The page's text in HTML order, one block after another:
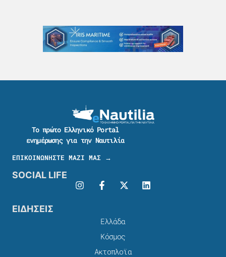
Το πρώτο Ελληνικό Portal
ενημέρωσης για την Ναυτιλία
ΕΠΙΚΟΙΝΩΝΗΣΤΕ ΜΑΖΙ ΜΑΣ →
SOCIAL LIFE
ΕΙΔΗΣΕΙΣ
Ελλάδα
Κόσμος
Ακτοπλοϊα